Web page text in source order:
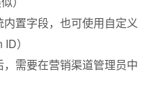
内置字段，也可使用自定义
）
，需要在营销渠道管理员中